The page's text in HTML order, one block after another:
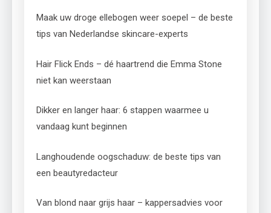
Maak uw droge ellebogen weer soepel – de beste
tips van Nederlandse skincare-experts
Hair Flick Ends – dé haartrend die Emma Stone
niet kan weerstaan
Dikker en langer haar: 6 stappen waarmee u
vandaag kunt beginnen
Langhoudende oogschaduw: de beste tips van
een beautyredacteur
Van blond naar grijs haar – kappersadvies voor